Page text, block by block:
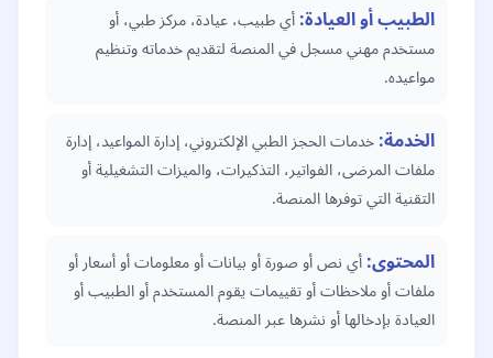
الطبيب أو العيادة:أي طبيب، عيادة، مركز طبي، أو
مستخدم مهني مسجل في المنصة لتقديم خدماته وتنظيم
مواعيده.
الخدمة:خدمات الحجز الطبي الإلكتروني، إدارة المواعيد، إدارة
ملفات المرضى، الفواتير، التذكيرات، والميزات التشغيلية أو
التقنية التي توفرها المنصة.
المحتوى:أي نص أو صورة أو بيانات أو معلومات أو أسعار أو
ملفات أو ملاحظات أو تقييمات يقوم المستخدم أو الطبيب أو
العيادة بإدخالها أو نشرها عبر المنصة.